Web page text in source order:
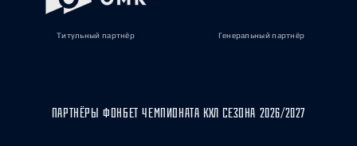
Титульный партнёр Генеральный партнёр
ПАРТНЁРЫ ФОНБЕТ ЧЕМПИОНАТА КХЛ СЕЗОНА 2026/2027